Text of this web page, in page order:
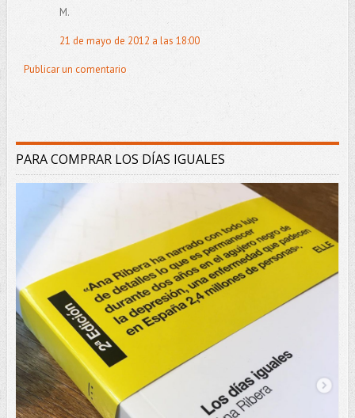
M.
21 de mayo de 2012 a las 18:00
Publicar un comentario
PARA COMPRAR LOS DÍAS IGUALES